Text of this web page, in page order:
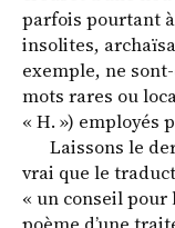
parfois pourtant
insolites,
exemple, ne
mots rares ou
« H. ») employés
Laissons le
vrai que le
« un conseil